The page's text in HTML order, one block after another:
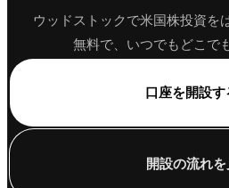
ウッドストックで米国株投資を
無料で、いつでもどこで
口座を開設す
開設の流れを